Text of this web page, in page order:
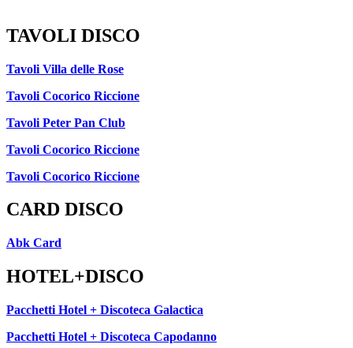
TAVOLI DISCO
Tavoli Villa delle Rose
Tavoli Cocorico Riccione
Tavoli Peter Pan Club
Tavoli Cocorico Riccione
Tavoli Cocorico Riccione
CARD DISCO
Abk Card
HOTEL+DISCO
Pacchetti Hotel + Discoteca Galactica
Pacchetti Hotel + Discoteca Capodanno